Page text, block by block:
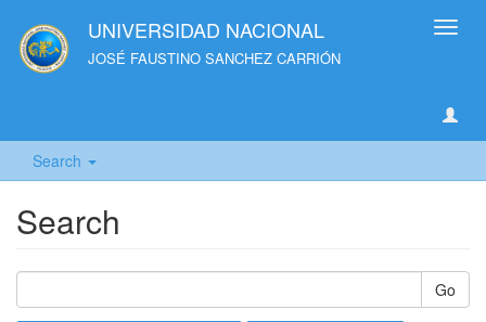
UNIVERSIDAD NACIONAL
JOSÉ FAUSTINO SANCHEZ CARRIÓN
Search
Search
Go